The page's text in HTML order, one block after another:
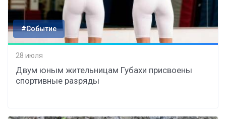
#Событие
28 июля
Двум юным жительницам Губахи присвоены
спортивные разряды